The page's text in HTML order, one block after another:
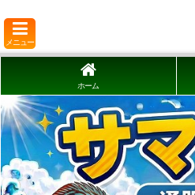
メニュー
ホーム